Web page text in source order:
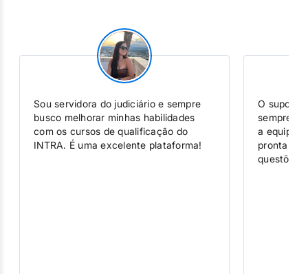
Sou servidora do judiciário e sempre
busco melhorar minhas habilidades
com os cursos de qualificação do
INTRA. É uma excelente plataforma!
O suporte
sempre
a equipe
questões